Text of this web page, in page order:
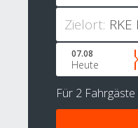
Zielort:
07.08
Heute
Für 2 Fahrgäste